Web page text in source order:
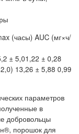
(часы) AUC (мг×ч/
± 5,01,22 ± 0,28
13,26 ± 5,88 0,99
параметров
в
добровольцы
порошок для